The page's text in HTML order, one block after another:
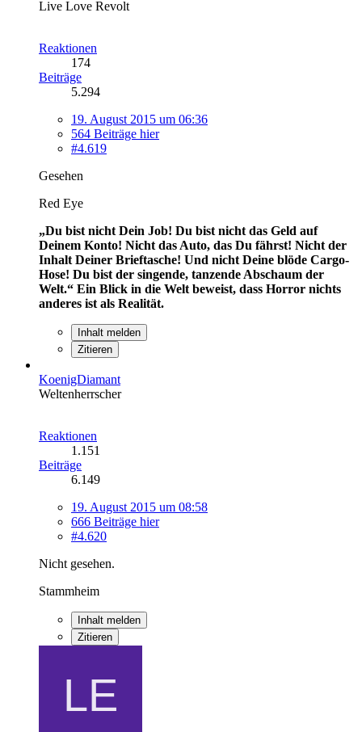
Live Love Revolt
Reaktionen
174
Beiträge
5.294
19. August 2015 um 06:36
564 Beiträge hier
#4.619
Gesehen
Red Eye
„Du bist nicht Dein Job! Du bist nicht das Geld auf
Deinem Konto! Nicht das Auto, das Du fährst! Nicht der
Inhalt Deiner Brieftasche! Und nicht Deine blöde Cargo-
Hose! Du bist der singende, tanzende Abschaum der
Welt.“ Ein Blick in die Welt beweist, dass Horror nichts
anderes ist als Realität.
Inhalt melden
Zitieren
KoenigDiamant
Weltenherrscher
Reaktionen
1.151
Beiträge
6.149
19. August 2015 um 08:58
666 Beiträge hier
#4.620
Nicht gesehen.
Stammheim
Inhalt melden
Zitieren